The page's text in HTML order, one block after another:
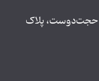
حجت‌دوست، پلاک